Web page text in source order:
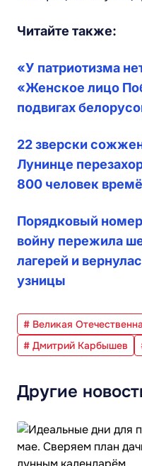
Читайте также:
«У патриотизма
«Женское лицо
подвигах
22 зверски
Лунинце
800 человек
Порядковый номер
войну пережила
лагерей и
узницы
# Великая
# Дмитрий Карбышев
Другие